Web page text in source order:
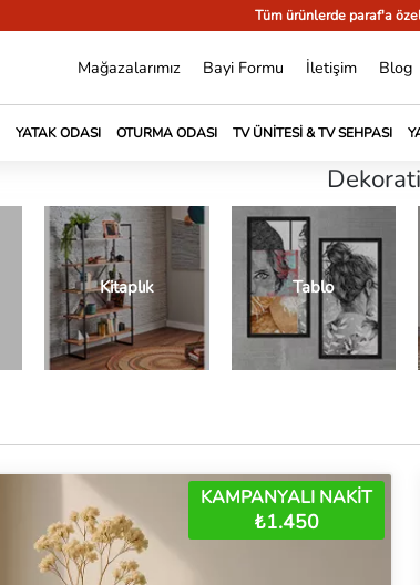
Tüm ürünlerde paraf'a
Mağazalarımız Bayi Formu İletişim Blog
YATAK ODASI OTURMA ODASI TV ÜNITESI & TV SEHPASI
Kitaplık Tablo
KAMPANYALI NAKİT
₺1.450